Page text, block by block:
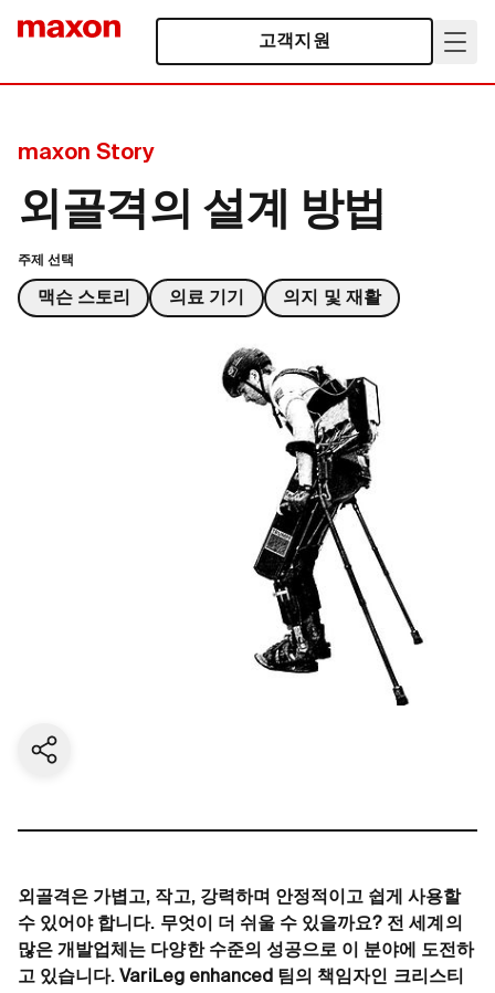
고객지원
maxon Story
외골격의 설계 방법
주제 선택
맥슨 스토리 의료 기기 의지 및 재활
Share current page
외골격은 가볍고, 작고, 강력하며 안정적이고 쉽게 사용할
수 있어야 합니다. 무엇이 더 쉬울 수 있을까요? 전 세계의
많은 개발업체는 다양한 수준의 성공으로 이 분야에 도전하
고 있습니다. VariLeg enhanced 팀의 책임자인 크리스티